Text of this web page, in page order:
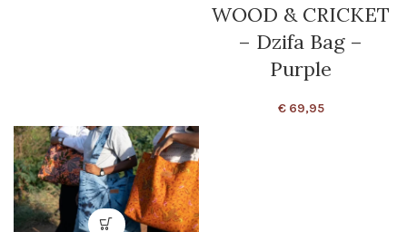
WOOD & CRICKET
– Dzifa Bag –
Purple
€69,95